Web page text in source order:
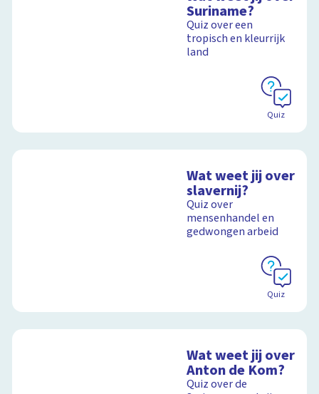
Suriname?
Quiz over een
tropisch en kleurrijk
land
Quiz
Wat weet jij over
slavernij?
Quiz over
mensenhandel en
gedwongen arbeid
Quiz
Wat weet jij over
Anton de Kom?
Quiz over de